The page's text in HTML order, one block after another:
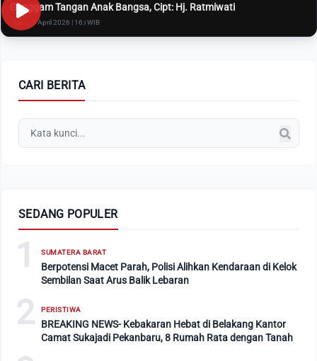
Genggam Tangan Anak Bangsa, Cipt: Hj. Ratmiwati
Rabu, 8 April 2026 | 16:i WIB
CARI BERITA
SEDANG POPULER
1 SUMATERA BARAT
Berpotensi Macet Parah, Polisi Alihkan Kendaraan di Kelok
Sembilan Saat Arus Balik Lebaran
2 PERISTIWA
BREAKING NEWS- Kebakaran Hebat di Belakang Kantor
Camat Sukajadi Pekanbaru, 8 Rumah Rata dengan Tanah